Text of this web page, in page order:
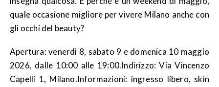
quale occasione migliore per vivere Milano anche con
gli occhi del beauty?
Apertura: venerdì 8, sabato 9 e domenica 10 maggio
2026, dalle 10:00 alle 19:00.Indirizzo: Via Vincenzo
Capelli 1, Milano.Informazioni: ingresso libero, skin